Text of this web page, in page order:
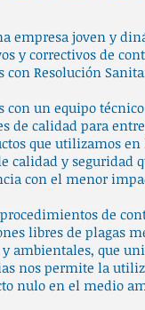
empresa joven y
y correctivos de
con Resolución
con un equipo
de calidad para
que utilizamos
calidad y seguridad
con el menor
de
libres de plagas
ambientales, que
nos permite la
nulo en el medio